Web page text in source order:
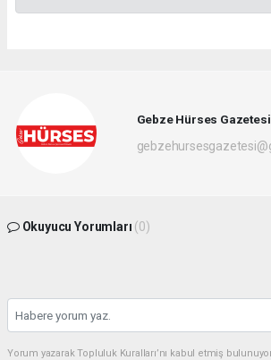
Gebze Hürses Gazetesi
Okuyucu Yorumları (0)
Yorum yazarak Topluluk Kuralları’nı kabul etmiş